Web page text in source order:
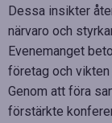
Dessa insikter
närvaro och
Evenemanget
företag och vikten
Genom att föra
förstärkte